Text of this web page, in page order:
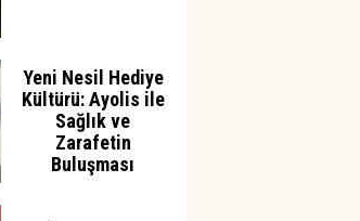
Yeni Nesil Hediye
Kültürü: Ayolis ile
Sağlık ve
Zarafetin
Buluşması